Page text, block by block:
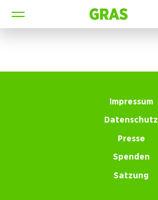
Impressum
Datenschutz
Presse
Spenden
Satzung